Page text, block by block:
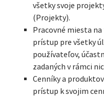
všetky svoje
(Projekty).
Pracovné miesta
prístup pre všetky
používateľov,
zadaných v rámci
Cenníky a
prístup k svojim